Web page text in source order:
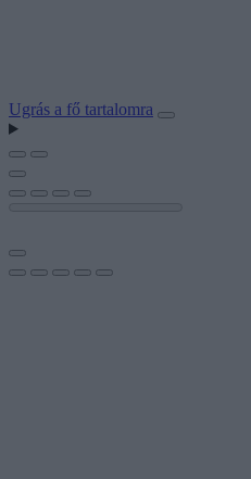
Ugrás a fő tartalomra